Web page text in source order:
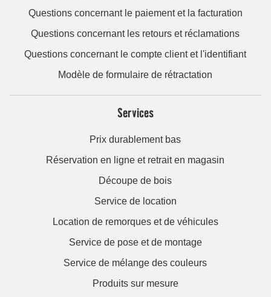
Questions concernant le paiement et la facturation
Questions concernant les retours et réclamations
Questions concernant le compte client et l'identifiant
Modèle de formulaire de rétractation
Services
Prix durablement bas
Réservation en ligne et retrait en magasin
Découpe de bois
Service de location
Location de remorques et de véhicules
Service de pose et de montage
Service de mélange des couleurs
Produits sur mesure